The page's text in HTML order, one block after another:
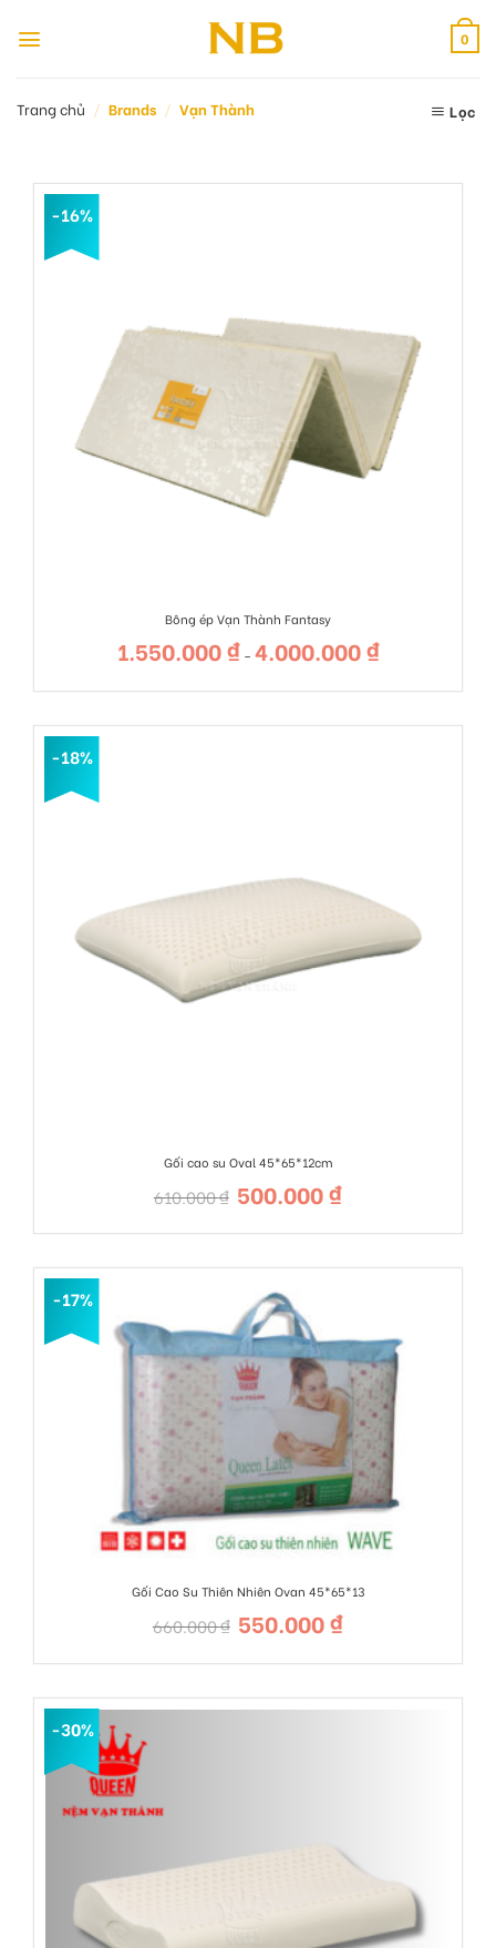
qua
nội
0
Trang chủ / Brands / Vạn Thành Lọc
-16%
Bông ép Vạn Thành Fantasy
1.550.000₫ – 4.000.000₫Khoảng
giá:
đến
-18%
Gối cao su Oval 45*65*12cm
610.000₫ Giá
gốc
500.000₫Giá
500.000 ₫.
-17%
Gối Cao Su Thiên Nhiên Ovan 45*65*13
660.000₫ Giá
gốc
550.000₫Giá
550.000 ₫.
-30%